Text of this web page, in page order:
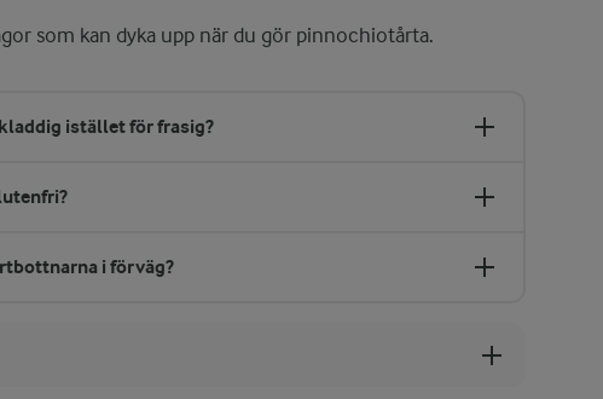
som kan dyka upp när du gör pinnochiotårta.
istället för frasig?
i förväg?